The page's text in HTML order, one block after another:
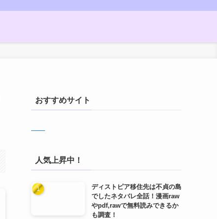
おすすめサイト
人気上昇中！
ディストピア移住先は不貞の島
でしたネタバレ全話！漫画raw
やpdf,rawで無料読みできるか
も調査！